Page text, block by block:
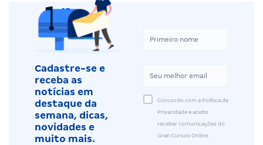
Cadastre-se e
receba as
notícias em
destaque da
semana, dicas,
novidades e
muito mais.
Concordo com a Política de
Privacidade e aceito
receber comunicações do
Gran Cursos Online.